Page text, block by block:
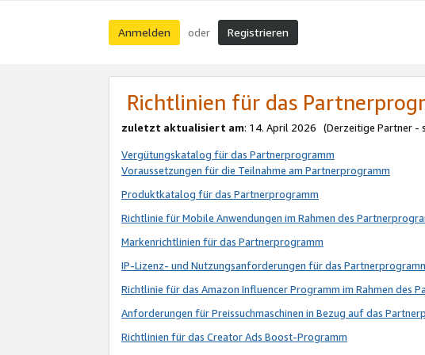
Anmelden oder Registrieren
Richtlinien für das
zuletzt aktualisiert am: 14. April 2026 (Derzeitige Partner -
Vergütungskatalog für das Partnerprogramm
Voraussetzungen für die Teilnahme am Partnerprogramm
Produktkatalog für das Partnerprogramm
Richtlinie für Mobile Anwendungen im Rahmen des
Markenrichtlinien für das Partnerprogramm
IP-Lizenz- und Nutzungsanforderungen für das
Richtlinie für das Amazon Influencer Programm im Rahmen des
Anforderungen für Preissuchmaschinen in Bezug auf das
Richtlinien für das Creator Ads Boost-Programm